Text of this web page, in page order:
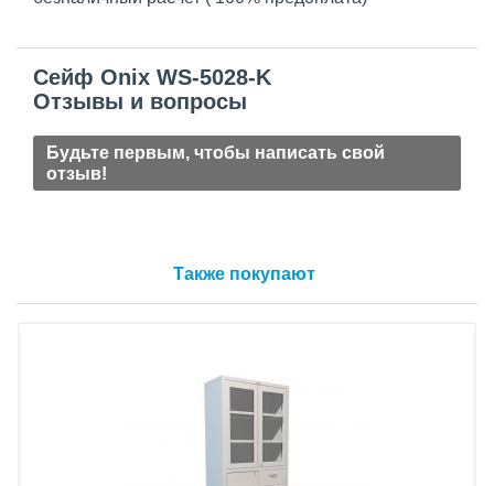
Сейф Onix WS-5028-K
Отзывы и вопросы
Будьте первым, чтобы написать свой
отзыв!
Также покупают